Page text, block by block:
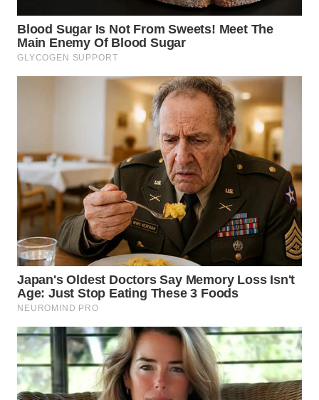
WN
CIREBON
KUNINGAN
WN
MAJALENGKA
WN
SUBANG
WN
SUKABUMI
WN
PURWAKARTA